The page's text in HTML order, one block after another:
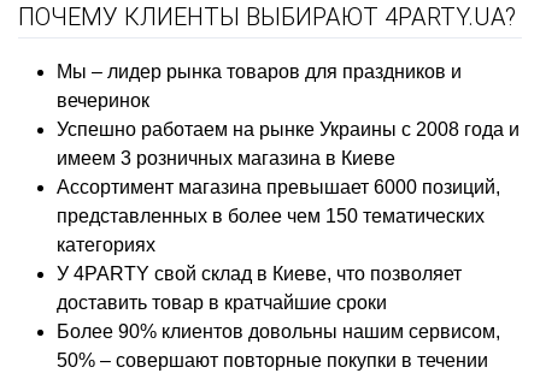
ПОЧЕМУ КЛИЕНТЫ ВЫБИРАЮТ 4PARTY.UA?
Мы – лидер рынка товаров для праздников и
вечеринок
Успешно работаем на рынке Украины с 2008 года и
имеем 3 розничных магазина в Киеве
Ассортимент магазина превышает 6000 позиций,
представленных в более чем 150 тематических
категориях
У 4PARTY свой склад в Киеве, что позволяет
доставить товар в кратчайшие сроки
Более 90% клиентов довольны нашим сервисом,
50% – совершают повторные покупки в течении